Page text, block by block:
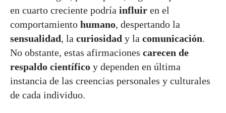
en cuarto creciente podría influir en el
comportamiento humano, despertando la
sensualidad, la curiosidad y la comunicación.
No obstante, estas afirmaciones carecen de
respaldo científico y dependen en última
instancia de las creencias personales y culturales
de cada individuo.